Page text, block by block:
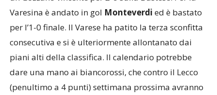
un Gozzano vincente per 2-0 sulla Bustese. Per la
Varesina è andato in gol
ed è bastato
consecutiva e si è ulteriormente allontanato dai